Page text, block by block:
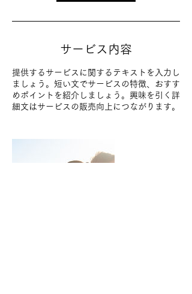
サービス内容
提供するサービスに関するテキストを入力し
ましょう。短い文でサービスの特徴、おすす
めポイントを紹介しましょう。興味を引く詳
細文はサービスの販売向上につながります。